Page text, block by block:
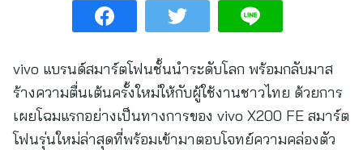
vivo แบรนด์สมาร์ตโฟนชั้นนำระดับโลก พร้อมกลับมาส
ร้างความตื่นเต้นครั้งใหม่ให้กับผู้ใช้งานชาวไทย ด้วยการ
เผยโฉมแรกอย่างเป็นทางการของ vivo X200 FE สมาร์ต
โฟนรุ่นใหม่ล่าสุดที่พร้อมเข้ามาตอบโจทย์ความคล่องตัว